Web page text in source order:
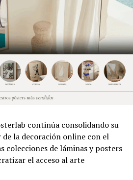
continúa consolidando su
la decoración online con el
colecciones de láminas y posters
el acceso al arte